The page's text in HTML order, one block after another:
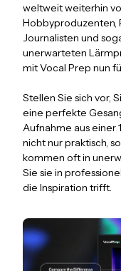
weltweit weiterhin
Hobbyproduzenten,
Journalisten und
unerwarteten
mit Vocal Prep nun
Stellen Sie sich vor,
eine perfekte
Aufnahme aus einer
nicht nur praktisch,
kommen oft in
Sie sie in
die Inspiration trifft.